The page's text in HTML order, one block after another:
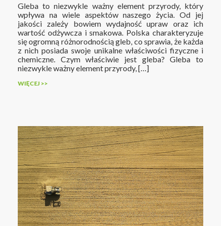
Gleba to niezwykle ważny element przyrody, który
wpływa na wiele aspektów naszego życia. Od jej
jakości zależy bowiem wydajność upraw oraz ich
wartość odżywcza i smakowa. Polska charakteryzuje
się ogromną różnorodnością gleb, co sprawia, że każda
z nich posiada swoje unikalne właściwości fizyczne i
chemiczne. Czym właściwie jest gleba? Gleba to
niezwykle ważny element przyrody, […]
WIĘCEJ >>